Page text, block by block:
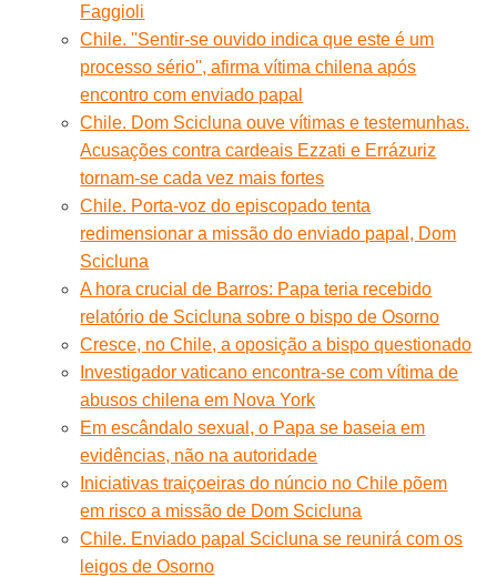
Faggioli
Chile. ''Sentir-se ouvido indica que este é um
processo sério'', afirma vítima chilena após
encontro com enviado papal
Chile. Dom Scicluna ouve vítimas e testemunhas.
Acusações contra cardeais Ezzati e Errázuriz
tornam-se cada vez mais fortes
Chile. Porta-voz do episcopado tenta
redimensionar a missão do enviado papal, Dom
Scicluna
A hora crucial de Barros: Papa teria recebido
relatório de Scicluna sobre o bispo de Osorno
Cresce, no Chile, a oposição a bispo questionado
Investigador vaticano encontra-se com vítima de
abusos chilena em Nova York
Em escândalo sexual, o Papa se baseia em
evidências, não na autoridade
Iniciativas traiçoeiras do núncio no Chile põem
em risco a missão de Dom Scicluna
Chile. Enviado papal Scicluna se reunirá com os
leigos de Osorno